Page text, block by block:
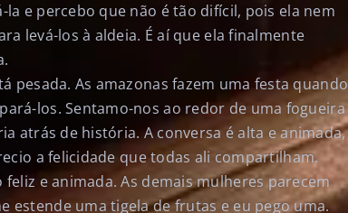
e percebo que não é tão difícil, pois ela nem
levá-los à aldeia. É aí que ela finalmente
pesada. As amazonas fazem uma festa quando
los. Sentamo-nos ao redor de uma fogueira
atrás de história. A conversa é alta e animada,
a felicidade que todas ali compartilham.
e animada. As demais mulheres parecem
estende uma tigela de frutas e eu pego uma.